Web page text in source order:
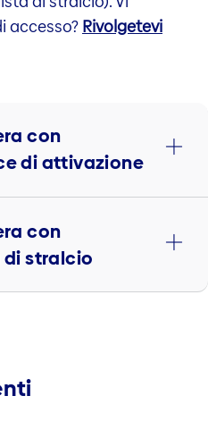
accesso? Rivolgetevi
con
di attivazione
con
di stralcio